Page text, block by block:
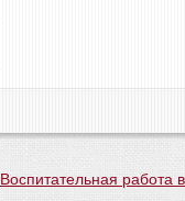
Воспитательная работа